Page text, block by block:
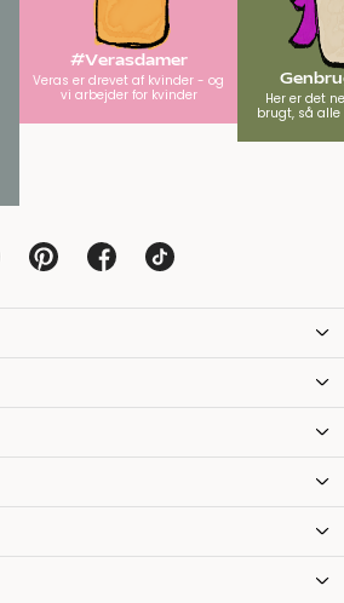
#Verasdamer
Veras er drevet af kvinder - og
vi arbejder for kvinder
Her er det
brugt, så